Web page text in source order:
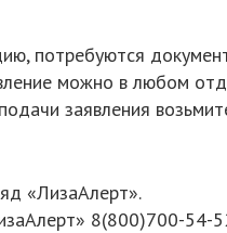
потребуются
можно в любом
заявления
«ЛизаАлерт».
8(800)700-54-